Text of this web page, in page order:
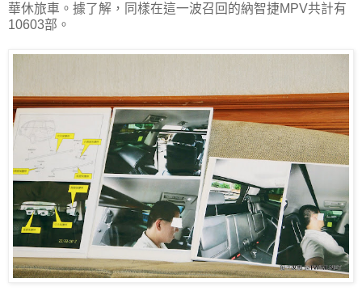
華休旅車。據了解，同樣在這一波召回的納智捷MPV共計有
10603部。